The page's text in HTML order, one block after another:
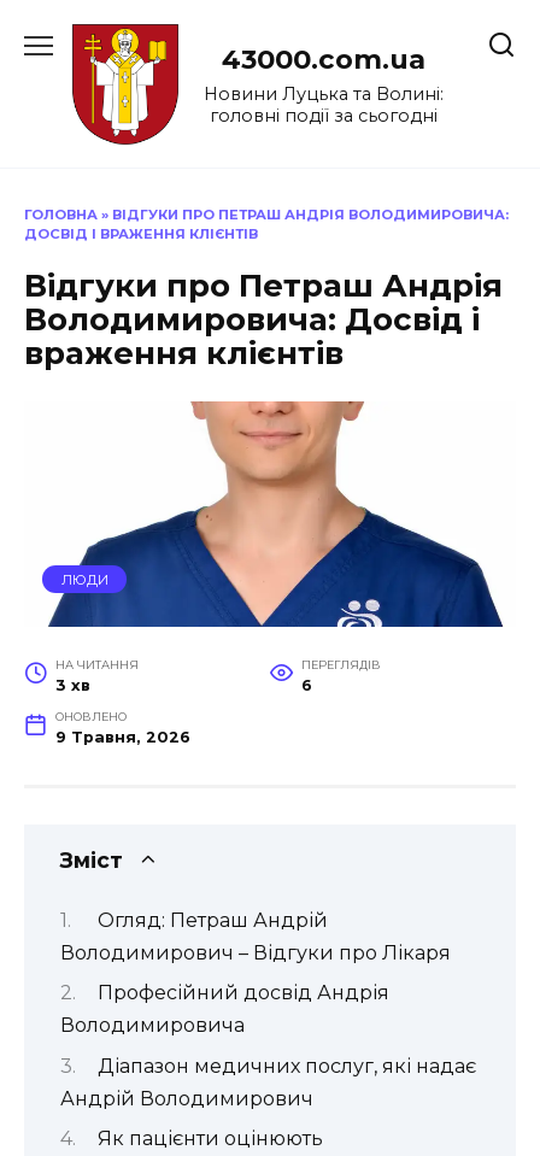
до
43000.com.ua
Новини Луцька та Волині:
головні події за сьогодні
ГОЛОВНА » ВІДГУКИ ПРО ПЕТРАШ АНДРІЯ ВОЛОДИМИРОВИЧА:
ДОСВІД І ВРАЖЕННЯ КЛІЄНТІВ
Відгуки про Петраш Андрія
Володимировича: Досвід і
враження клієнтів
ЛЮДИ
НА ЧИТАННЯ
3 хв
ПЕРЕГЛЯДІВ
6
ОНОВЛЕНО
9 Травня, 2026
Зміст
Огляд: Петраш Андрій
Володимирович – Відгуки про Лікаря
Професійний досвід Андрія
Володимировича
Діапазон медичних послуг, які надає
Андрій Володимирович
Як пацієнти оцінюють